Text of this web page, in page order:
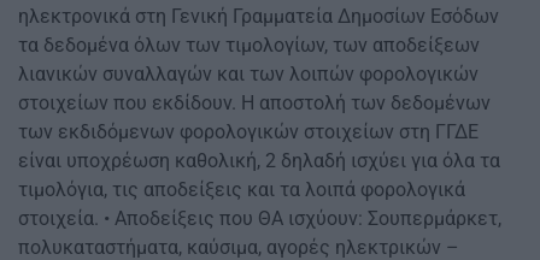
ηλεκτρονικά στη Γενική Γραμματεία Δημοσίων Εσόδων
τα δεδομένα όλων των τιμολογίων, των αποδείξεων
λιανικών συναλλαγών και των λοιπών φορολογικών
στοιχείων που εκδίδουν. Η αποστολή των δεδομένων
των εκδιδόμενων φορολογικών στοιχείων στη ΓΓΔΕ
είναι υποχρέωση καθολική, 2 δηλαδή ισχύει για όλα τα
τιμολόγια, τις αποδείξεις και τα λοιπά φορολογικά
στοιχεία. • Αποδείξεις που ΘΑ ισχύουν: Σουπερμάρκετ,
πολυκαταστήματα, καύσιμα, αγορές ηλεκτρικών –